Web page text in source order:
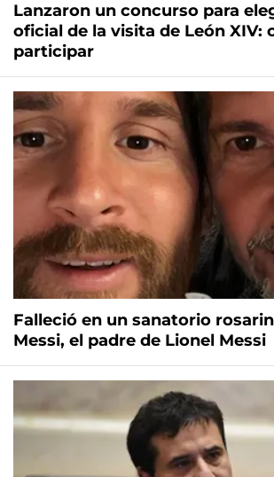
Lanzaron un concurso para
oficial de la visita de León XIV:
participar
Falleció en un sanatorio
Messi, el padre de Lionel Messi